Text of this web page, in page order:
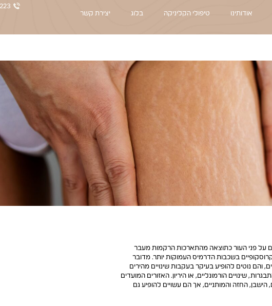
אודותינו טיפולי הקליניקה בלוג יצירת קשר
על פני העור כתוצאה מהתארכות הרקמות מעבר
בשכבות הדרמיס העמוקות יותר. מדובר
והם נוטים להופיע בעיקר בעקבות שינויים מהירים
שינויים הורמונליים, או היריון. האזורים המועדים
הישבן, החזה והמותניים, אך הם עשויים להופיע גם